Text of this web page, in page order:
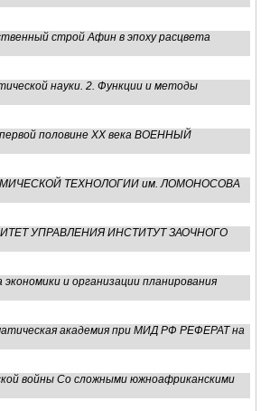
строй Афин в эпоху расцвета
науки. 2. Функции и методы
половине ХХ века ВОЕННЫЙ
ТЕХНОЛОГИИ им. ЛОМОНОСОВА
УПРАВЛЕНИЯ ИНСТИТУТ ЗАОЧНОГО
и организации планирования
академия пpи МИД РФ РЕФЕРАТ на
войны Со сложными южноафриканскими